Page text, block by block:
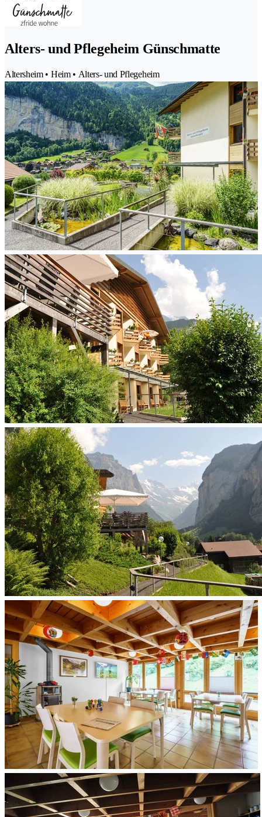
Alters- und Pflegeheim Günschmatte
Altersheim • Heim • Alters- und Pflegeheim